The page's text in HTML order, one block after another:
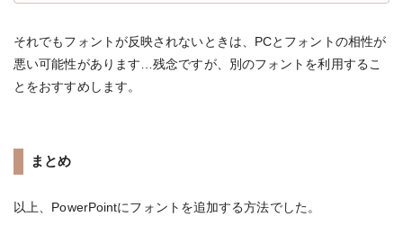
それでもフォントが反映されないときは、PCとフォントの相性が
悪い可能性があります…残念ですが、別のフォントを利用するこ
とをおすすめします。
まとめ
以上、PowerPointにフォントを追加する方法でした。